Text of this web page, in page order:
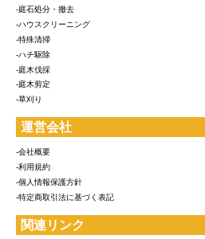
-庭石処分・撤去
-ハウスクリーニング
-特殊清掃
-ハチ駆除
-庭木伐採
-庭木剪定
-草刈り
運営会社
-会社概要
-利用規約
-個人情報保護方針
-特定商取引法に基づく表記
関連リンク